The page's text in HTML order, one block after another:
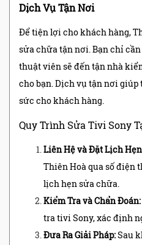
Dịch Vụ Tận Nơi
Để tiện lợi cho khách hàng,
sửa chữa tận nơi. Bạn chỉ
thuật viên sẽ đến tận nhà
cho bạn. Dịch vụ tận nơi
sức cho khách hàng.
Quy Trình Sửa Tivi Sony
Liên Hệ và Đặt Lịch
Thiên Hoà qua số điện
lịch hẹn sửa chữa.
Kiểm Tra và Chẩn Đoán:
tra tivi Sony, xác định
Đưa Ra Giải Pháp:Sau